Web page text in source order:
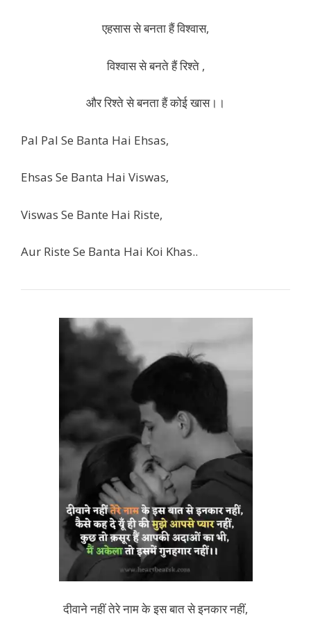
एहसास से बनता हैं विश्वास,
विश्वास से बनते हैं रिश्ते ,
और रिश्ते से बनता हैं कोई खास।।
Pal Pal Se Banta Hai Ehsas,
Ehsas Se Banta Hai Viswas,
Viswas Se Bante Hai Riste,
Aur Riste Se Banta Hai Koi Khas..
दीवाने नहीं तेरे नाम के इस बात से इनकार नहीं,